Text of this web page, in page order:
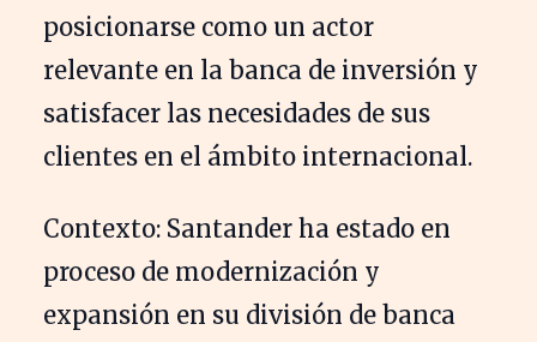
posicionarse como un actor
relevante en la banca de inversión y
satisfacer las necesidades de sus
clientes en el ámbito internacional.
Contexto: Santander ha estado en
proceso de modernización y
expansión en su división de banca